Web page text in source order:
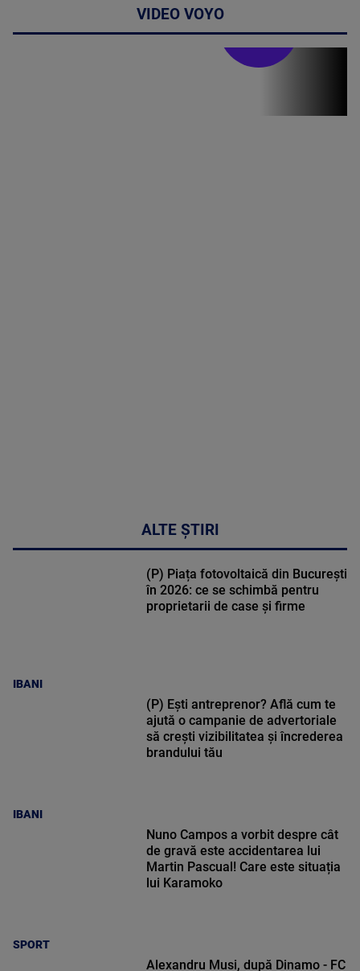
VIDEO VOYO
ALTE ȘTIRI
IBANI
(P) Piața fotovoltaică din București
în 2026: ce se schimbă pentru
proprietarii de case și firme
IBANI
(P) Ești antreprenor? Află cum te
ajută o campanie de advertoriale
să crești vizibilitatea și încrederea
brandului tău
SPORT
Nuno Campos a vorbit despre cât
de gravă este accidentarea lui
Martin Pascual! Care este situația
lui Karamoko
Alexandru Musi, după Dinamo - FC